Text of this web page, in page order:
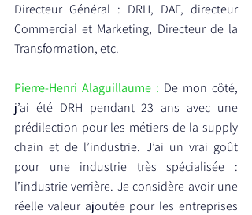
Directeur Général : DRH, DAF, directeur
Commercial et Marketing, Directeur de la
Transformation, etc.
Pierre-Henri Alaguillaume : De mon côté,
j’ai été DRH pendant 23 ans avec une
prédilection pour les métiers de la supply
chain et de l’industrie. J’ai un vrai goût
pour une industrie très spécialisée :
l’industrie verrière. Je considère avoir une
réelle valeur ajoutée pour les entreprises